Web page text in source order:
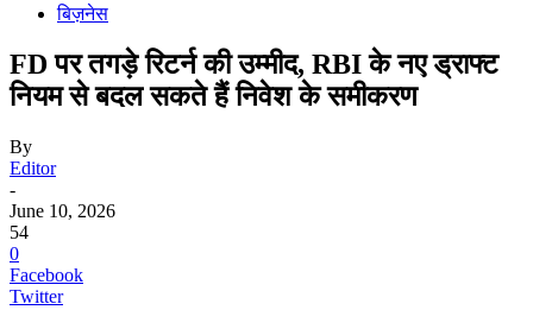
बिज़नेस
FD पर तगड़े रिटर्न की उम्मीद, RBI के नए ड्राफ्ट
नियम से बदल सकते हैं निवेश के समीकरण
By
Editor
-
June 10, 2026
54
0
Facebook
Twitter